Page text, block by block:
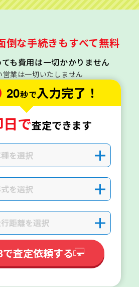
倒な手続きもすべて無料
も費用は一切かかりません
営業は一切いたしません
20秒で入力完了！
で査定できます
を選択 ＋
を選択 ＋
距離を選択 ＋
査定依頼する